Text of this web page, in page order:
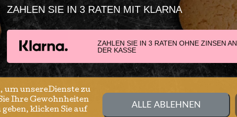
um unsereDienste zu
Ihre Gewohnheiten
klicken Sie auf
ALLE ABLEHNEN
ZAHLEN SIE IN 3 RATEN MIT KLARNA
ZAHLEN SIE IN 3 RATEN OHNE ZINSEN AN
DER KASSE